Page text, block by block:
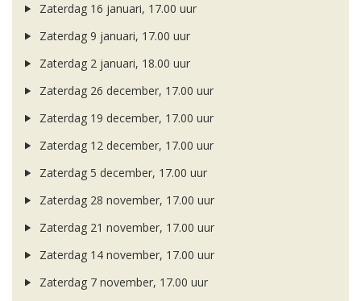
Zaterdag 16 januari, 17.00 uur
Zaterdag 9 januari, 17.00 uur
Zaterdag 2 januari, 18.00 uur
Zaterdag 26 december, 17.00 uur
Zaterdag 19 december, 17.00 uur
Zaterdag 12 december, 17.00 uur
Zaterdag 5 december, 17.00 uur
Zaterdag 28 november, 17.00 uur
Zaterdag 21 november, 17.00 uur
Zaterdag 14 november, 17.00 uur
Zaterdag 7 november, 17.00 uur